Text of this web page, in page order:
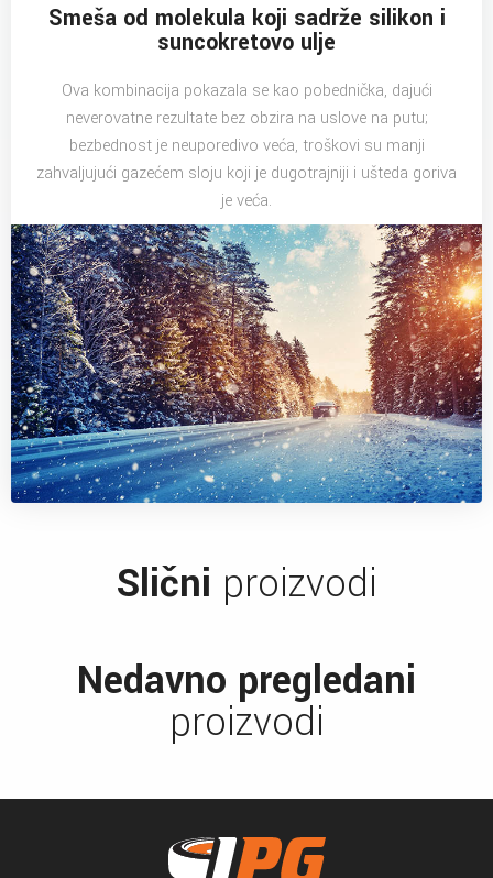
Smeša od molekula koji sadrže silikon i
suncokretovo ulje
Ova kombinacija pokazala se kao pobednička, dajući
neverovatne rezultate bez obzira na uslove na putu;
bezbednost je neuporedivo veća, troškovi su manji
zahvaljujući gazećem sloju koji je dugotrajniji i ušteda goriva
je veća.
Slični proizvodi
Nedavno pregledani
proizvodi